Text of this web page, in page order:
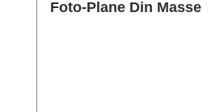
Foto-Plane Din Masse